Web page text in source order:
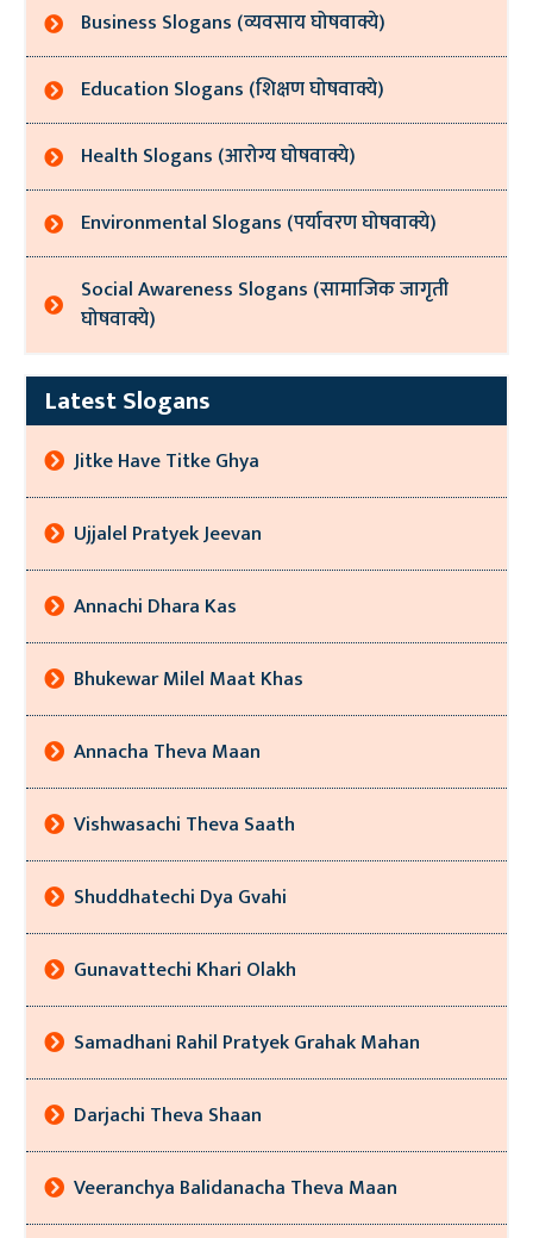
Business Slogans (व्यवसाय घोषवाक्ये)
Education Slogans (शिक्षण घोषवाक्ये)
Health Slogans (आरोग्य घोषवाक्ये)
Environmental Slogans (पर्यावरण घोषवाक्ये)
Social Awareness Slogans (सामाजिक जागृती
घोषवाक्ये)
Latest Slogans
Jitke Have Titke Ghya
Ujjalel Pratyek Jeevan
Annachi Dhara Kas
Bhukewar Milel Maat Khas
Annacha Theva Maan
Vishwasachi Theva Saath
Shuddhatechi Dya Gvahi
Gunavattechi Khari Olakh
Samadhani Rahil Pratyek Grahak Mahan
Darjachi Theva Shaan
Veeranchya Balidanacha Theva Maan